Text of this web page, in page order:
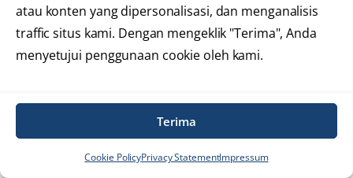
atau konten yang dipersonalisasi, dan menganalisis
traffic situs kami. Dengan mengeklik "Terima", Anda
menyetujui penggunaan cookie oleh kami.
Terima
Cookie PolicyPrivacy StatementImpressum
Ketika kadarkolesterol LDLdalam darah
berlebihan, sebagian kolesterol dapat menumpuk
di dinding bagian dalam pembuluh darah.
Pertama, kolesterol memicu peradangan ringan
pada dinding pembuluh.